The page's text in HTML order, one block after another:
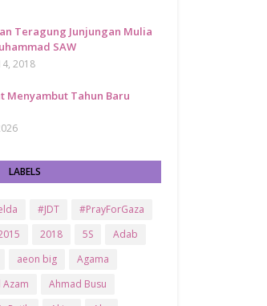
Teragung Junjungan Mulia
SAW
2018
Menyambut Tahun Baru
LABELS
#JDT
#PrayForGaza
2018 5S
Adab
aeon big
Agama
Ahmad Busu